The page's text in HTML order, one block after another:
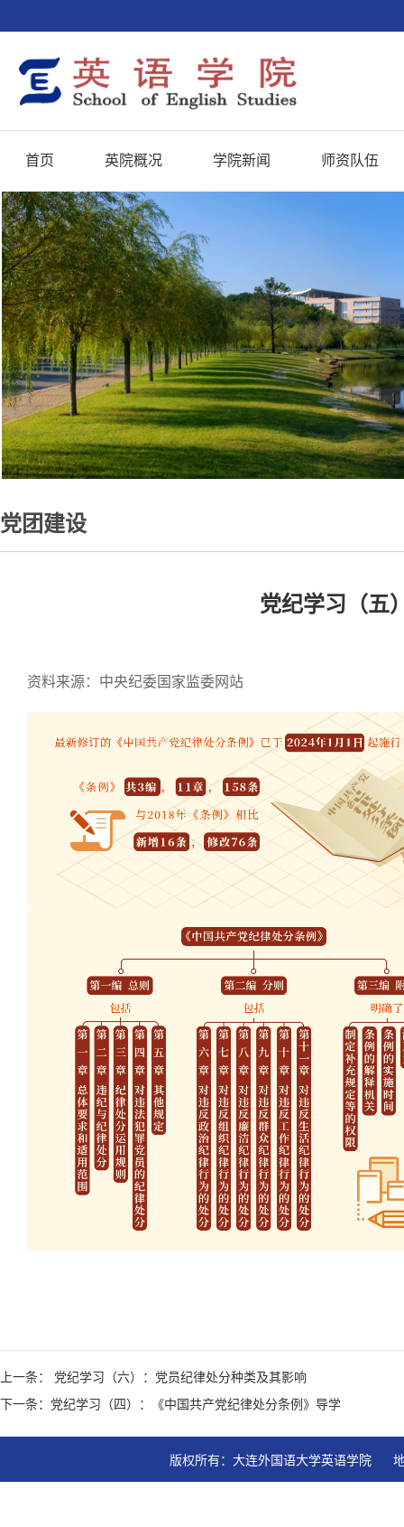
首页 英院概况 学院新闻 师资队伍
党团建设
党纪学习（五
资料来源：中央纪委国家监委网站
上一条： 党纪学习（六）：党员纪律处分种类及其影响
下一条：党纪学习（四）：《中国共产党纪律处分条例》导学
版权所有：大连外国语大学英语学院